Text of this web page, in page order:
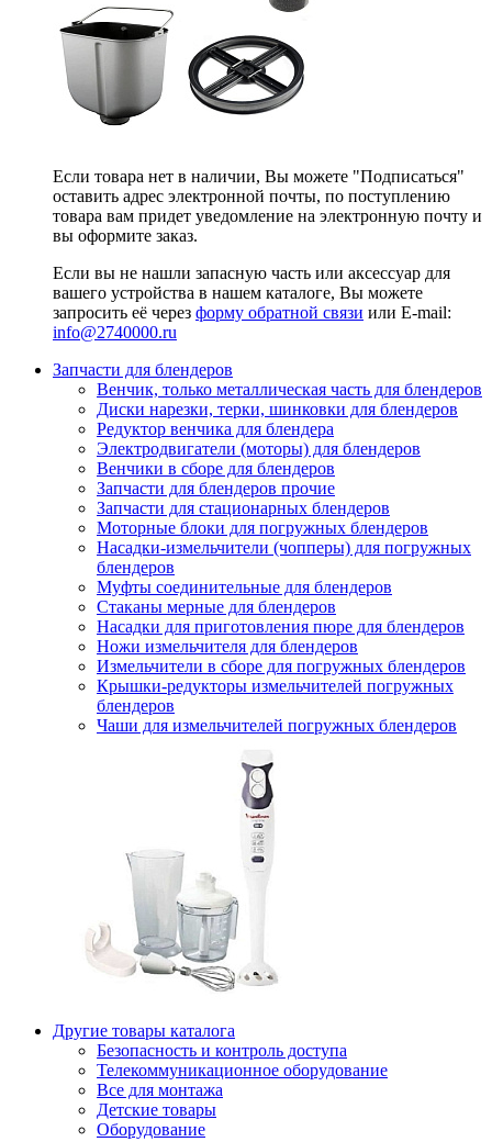
Если товара нет в наличии, Вы можете "Подписаться"
оставить адрес электронной почты, по поступлению
товара вам придет уведомление на электронную почту и
вы оформите заказ.
Если вы не нашли запасную часть или аксессуар для
вашего устройства в нашем каталоге, Вы можете
запросить её через форму обратной связи или E-mail:
info@2740000.ru
Запчасти для блендеров
Венчик, только металлическая часть для блендеров
Диски нарезки, терки, шинковки для блендеров
Редуктор венчика для блендера
Электродвигатели (моторы) для блендеров
Венчики в сборе для блендеров
Запчасти для блендеров прочие
Запчасти для стационарных блендеров
Моторные блоки для погружных блендеров
Насадки-измельчители (чопперы) для погружных
блендеров
Муфты соединительные для блендеров
Стаканы мерные для блендеров
Насадки для приготовления пюре для блендеров
Ножи измельчителя для блендеров
Измельчители в сборе для погружных блендеров
Крышки-редукторы измельчителей погружных
блендеров
Чаши для измельчителей погружных блендеров
Другие товары каталога
Безопасность и контроль доступа
Телекоммуникационное оборудование
Все для монтажа
Детские товары
Оборудование